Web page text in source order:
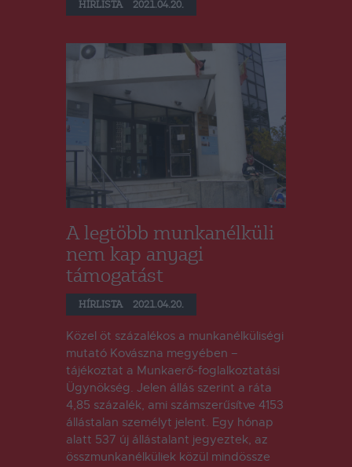
HÍRLISTA 2021.04.20.
A legtöbb munkanélküli
nem kap anyagi
támogatást
HÍRLISTA 2021.04.20.
Közel öt százalékos a munkanélküliségi
mutató Kovászna megyében –
tájékoztat a Munkaerő-foglalkoztatási
Ügynökség. Jelen állás szerint a ráta
4,85 százalék, ami számszerűsítve 4153
állástalan személyt jelent. Egy hónap
alatt 537 új állástalant jegyeztek, az
összmunkanélküliek közül mindössze